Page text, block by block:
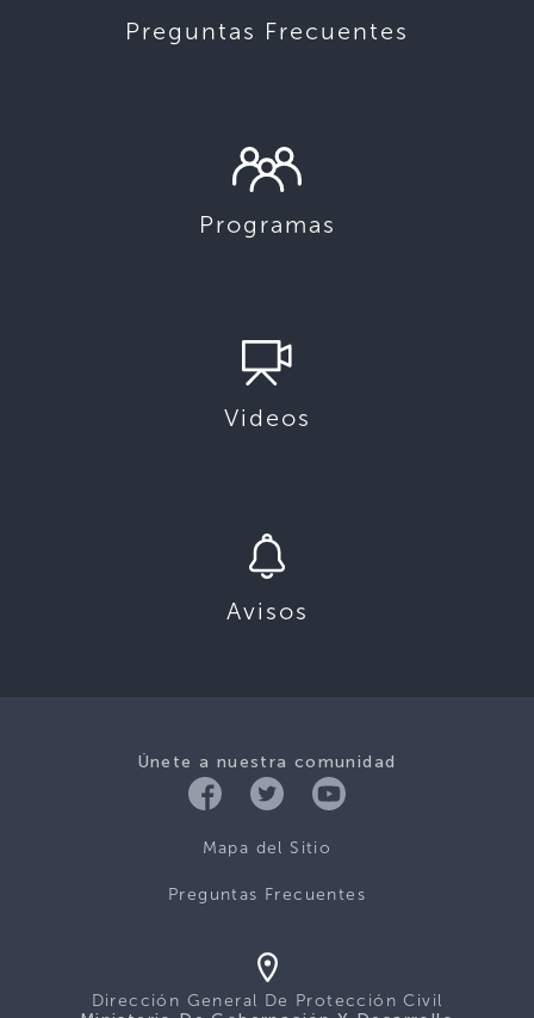
Preguntas Frecuentes
Programas
Videos
Avisos
Únete a nuestra comunidad
Mapa del Sitio
Preguntas Frecuentes
Dirección General De Protección Civil